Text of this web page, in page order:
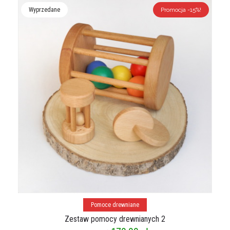
Promocja -15%!
Dowiedz się więcej
Wyprzedane
Pomoce drewniane
Zestaw pomocy drewnianych 2